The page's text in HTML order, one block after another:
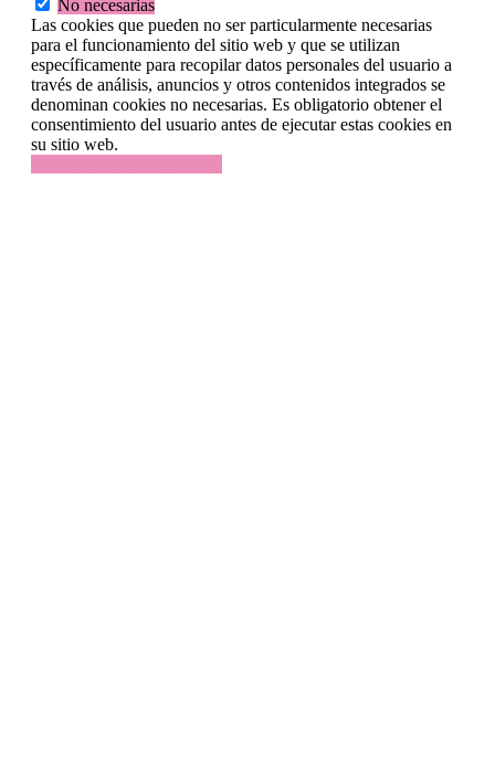
No necesarias
Las cookies que pueden no ser particularmente necesarias
para el funcionamiento del sitio web y que se utilizan
específicamente para recopilar datos personales del usuario a
través de análisis, anuncios y otros contenidos integrados se
denominan cookies no necesarias. Es obligatorio obtener el
consentimiento del usuario antes de ejecutar estas cookies en
su sitio web.